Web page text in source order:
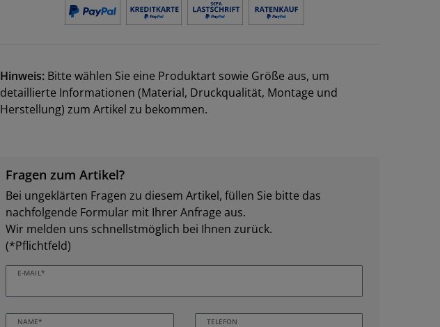
Hinweis: Bitte wählen Sie eine Produktart sowie Größe aus, um
detaillierte Informationen (Material, Druckqualität, Montage und
Herstellung) zum Artikel zu bekommen.
Fragen zum Artikel?
Bei ungeklärten Fragen zu diesem Artikel, füllen Sie bitte das
nachfolgende Formular mit Ihrer Anfrage aus.
Wir melden uns schnellstmöglich bei Ihnen zurück.
(*Pflichtfeld)
E-MAIL*
NAME* TELEFON